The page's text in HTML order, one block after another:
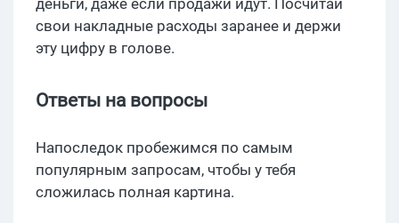
деньги, даже если продажи идут. Посчитай
свои накладные расходы заранее и держи
эту цифру в голове.
Ответы на вопросы
Напоследок пробежимся по самым
популярным запросам, чтобы у тебя
сложилась полная картина.